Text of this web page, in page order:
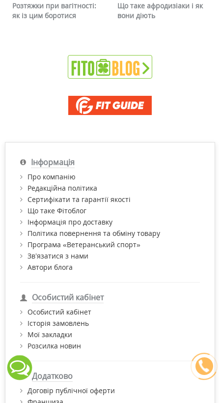
Що таке афродизіаки і як
вони діють
Чому червоніє обличчя і
чи можна це прибрати
Інформація
Про компанію
Редакційна політика
Сертифікати та гарантії якості
Що таке Фітоблог
Інформація про доставку
Політика повернення та обміну товару
Програма «Ветеранський спорт»
Зв’язатися з нами
Автори блога
Особистий кабінет
Особистий кабінет
Історія замовлень
Мої закладки
Розсилка новин
Додатково
Договір публічної оферти